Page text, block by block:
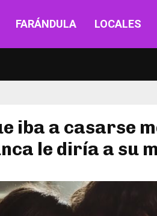
FARÁNDULA LOCALES
iba a casarse
le diría a su